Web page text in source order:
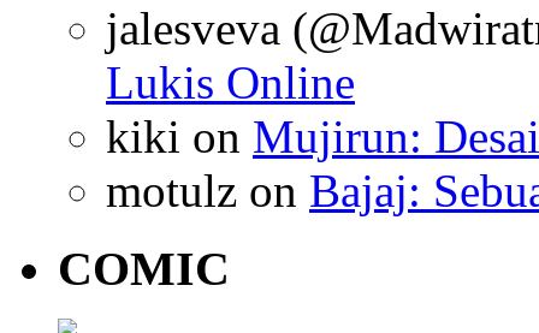
jalesveva
Lukis Online
kiki on Mujirun:
motulz on Bajaj:
COMIC